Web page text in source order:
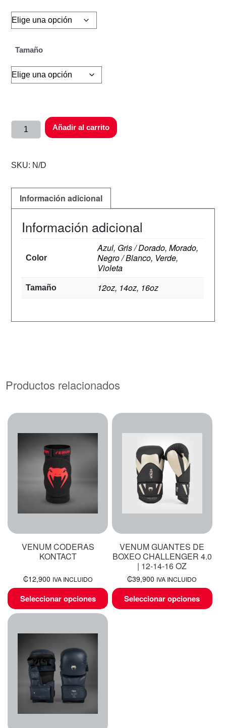
Tamaño
Añadir al carrito
SKU: N/D
Información adicional
Información adicional
Color
Azul, Gris / Dorado, Morado,
Negro / Blanco, Verde,
Violeta
Tamaño 12oz, 14oz, 16oz
Productos relacionados
VENUM CODERAS
KONTACT
₡12,900 IVA INCLUIDO
Seleccionar opciones
VENUM GUANTES DE
BOXEO CHALLENGER 4.0
| 12-14-16 OZ
₡39,900 IVA INCLUIDO
Seleccionar opciones